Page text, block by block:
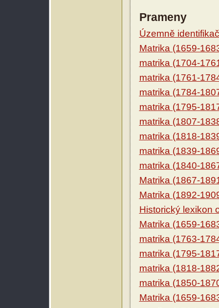
Prameny
Územně
Matrika (1659-
matrika (1704-
matrika (1761-
matrika (1784-
matrika (1795-
matrika (1807-
matrika (1818-
matrika (1839-
matrika (1840-
Matrika (1867-
Matrika (1892-
Historický lexikon
Matrika (1659-
matrika (1763-
matrika (1795-
matrika (1818-
matrika (1850-
Matrika (1659-